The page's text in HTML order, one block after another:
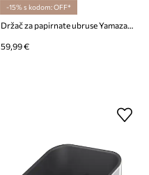
-15% s kodom: OFF*
Držač za papirnate ubruse Yamazaki
59,99 €